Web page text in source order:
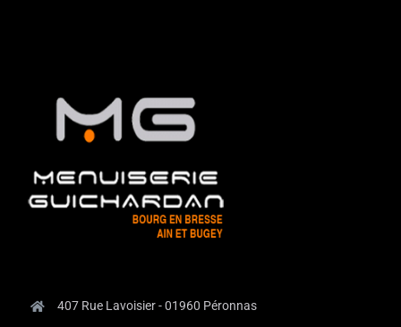
407 Rue Lavoisier - 01960 Péronnas